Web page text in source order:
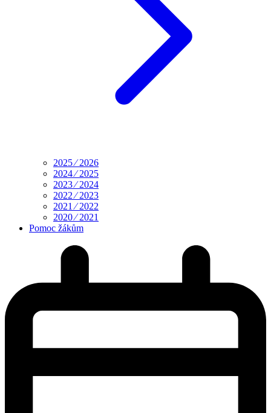
2025 ⁄ 2026
2024 ⁄ 2025
2023 ⁄ 2024
2022 ⁄ 2023
2021 ⁄ 2022
2020 ⁄ 2021
Pomoc žákům